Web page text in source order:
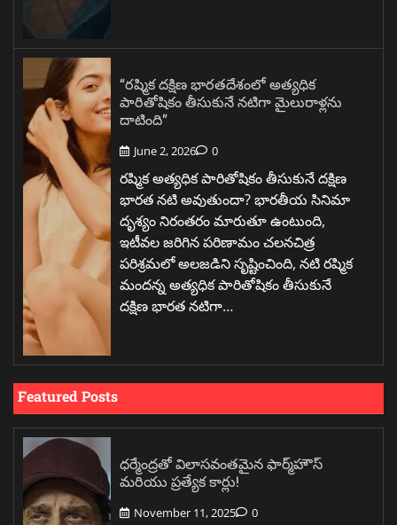
“రష్మిక దక్షిణ భారతదేశంలో అత్యధిక
పారితోషికం తీసుకునే నటిగా మైలురాళ్లను
దాటింది”
June 2, 2026 0
రష్మిక అత్యధిక పారితోషికం తీసుకునే దక్షిణ
భారత నటి అవుతుందా? భారతీయ సినిమా
దృశ్యం నిరంతరం మారుతూ ఉంటుంది,
ఇటీవల జరిగిన పరిణామం చలనచిత్ర
పరిశ్రమలో అలజడిని సృష్టించింది, నటి రష్మిక
మందన్న అత్యధిక పారితోషికం తీసుకునే
దక్షిణ భారత నటిగా…
Featured Posts
ధర్మేంద్రతో విలాసవంతమైన ఫార్మ్‌హౌస్
మరియు ప్రత్యేక కార్లు!
November 11, 2025 0